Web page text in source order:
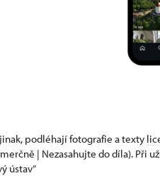
podléhají fotografie a texty
| Nezasahujte do díla). Při
ústav“